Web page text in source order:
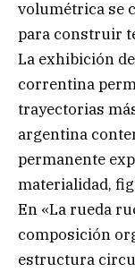
volumétrica se
para construir
La exhibición
correntina
trayectorias
argentina
permanente
materialidad,
En «La rueda
composición
estructura